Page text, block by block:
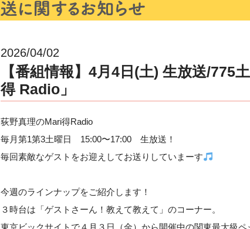
2026/04/02
【番組情報】4月4日(土) 生放送/
得 Radio」
荻野真理のMari得Radio
毎月第1第3土曜日 15:00〜17:00 生放送！
毎回素敵なゲストをお迎えしてお送りしていまーす
今週のラインナップをご紹介します！
３時台は「ゲストさーん！教えて教えて」のコーナー。
東京ビックサイトで４月３日（金）から開催中の関東最大級